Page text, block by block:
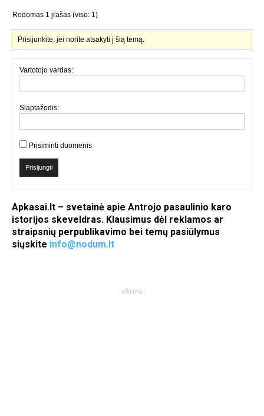
Rodomas 1 įrašas (viso: 1)
Prisijunkite, jei norite atsakyti į šią temą.
Vartotojo vardas:
Slaptažodis:
Prisiminti duomenis
Prisijungti
Apkasai.lt – svetainė apie Antrojo pasaulinio karo
istorijos skeveldras. Klausimus dėl reklamos ar
straipsnių perpublikavimo bei temų pasiūlymus
siųskite info@nodum.lt
- reklama -